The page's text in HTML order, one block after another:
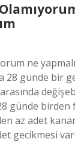
ne
28 günde bir
günde birden
az adet
gecikmesi